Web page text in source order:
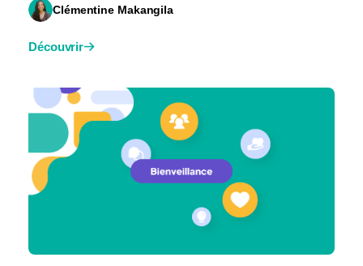
Clémentine Makangila
Découvrir